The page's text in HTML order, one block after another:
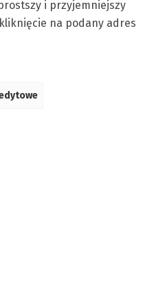
i przyjemniejszy
na podany adres